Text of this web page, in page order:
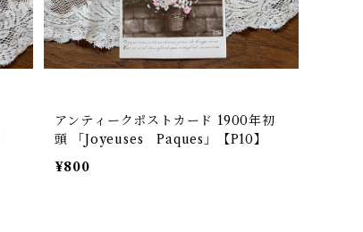
アンティークポストカード 1900年初
頭 「Joyeuses Paques」【P10】
¥800